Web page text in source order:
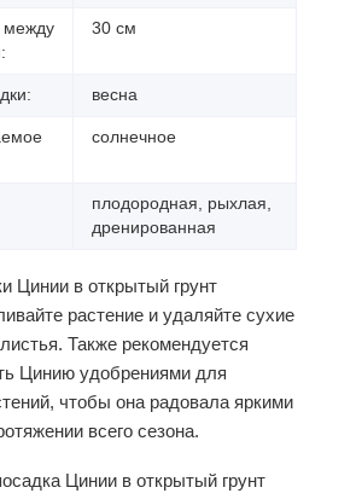
между
30 см
весна
солнечное
плодородная, рыхлая,
дренированная
Цинии в открытый грунт
растение и удаляйте сухие
Также рекомендуется
Цинию удобрениями для
чтобы она радовала яркими
всего сезона.
Цинии в открытый грунт